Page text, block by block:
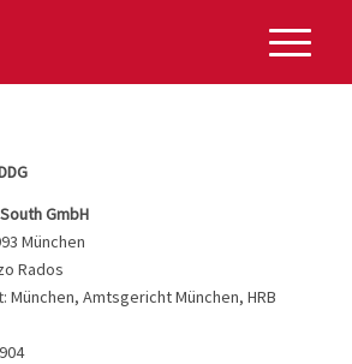
GmbH
München
Rados
München, Amtsgericht München, HRB